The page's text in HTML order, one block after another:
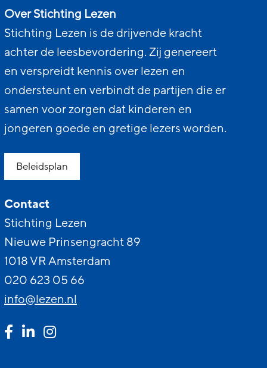
Over Stichting Lezen
Stichting Lezen is de drijvende kracht
achter de leesbevordering. Zij genereert
en verspreidt kennis over lezen en
ondersteunt en verbindt de partijen die er
samen voor zorgen dat kinderen en
jongeren goede en gretige lezers worden.
Beleidsplan
Contact
Stichting Lezen
Nieuwe Prinsengracht 89
1018 VR Amsterdam
020 623 05 66
info@lezen.nl